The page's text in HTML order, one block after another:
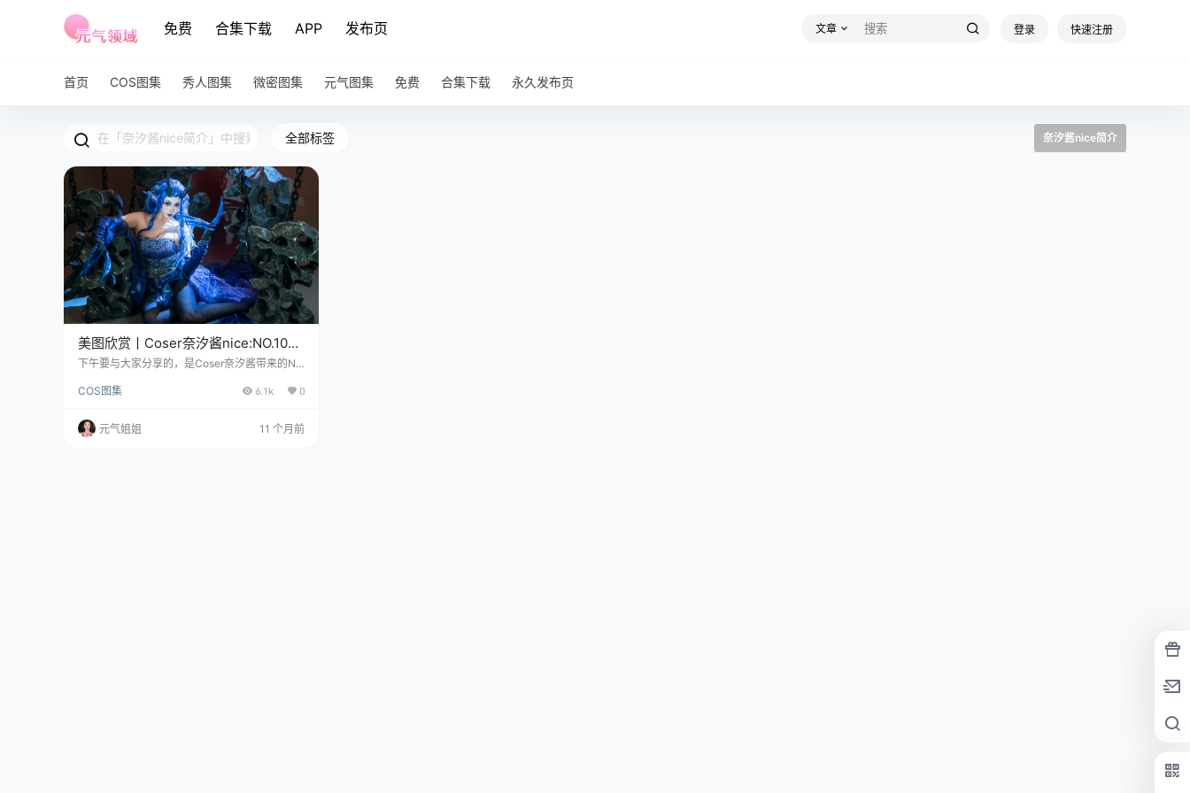
免费 合集下载 APP 发布页 文章 登录 快速注册
首页 COS图集 秀人图集 微密图集 元气图集 免费 合集下载 永久发布页
全部标签 奈汐酱nice简介
美图欣赏丨Coser奈汐酱nice:NO.105-
敖闰 [92P-1V-1.85G]
下午要与大家分享的，是Coser奈汐酱带来的NO.
的还原和服饰的精美，更多的是那种安静之下隐
者和镜头背后的她，悄悄系在一起。 图集已更11
2期，持续更新中▼▼▼ 奈汐酱的敖闰，首先打
COS图集 6.1k 0
元气姐姐 11 个月前